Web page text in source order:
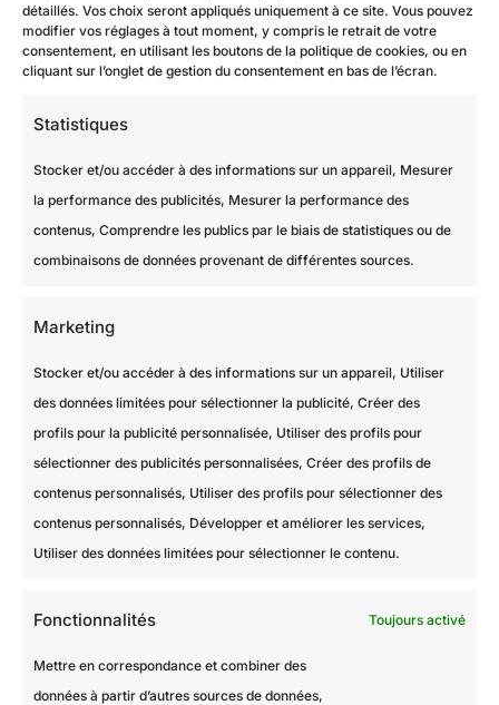
détaillés. Vos choix seront appliqués uniquement à ce site. Vous pouvez
modifier vos réglages à tout moment, y compris le retrait de votre
consentement, en utilisant les boutons de la politique de cookies, ou en
cliquant sur l’onglet de gestion du consentement en bas de l’écran.
Statistiques
Stocker et/ou accéder à des informations sur un appareil, Mesurer
la performance des publicités, Mesurer la performance des
contenus, Comprendre les publics par le biais de statistiques ou de
combinaisons de données provenant de différentes sources.
Marketing
Stocker et/ou accéder à des informations sur un appareil, Utiliser
des données limitées pour sélectionner la publicité, Créer des
profils pour la publicité personnalisée, Utiliser des profils pour
sélectionner des publicités personnalisées, Créer des profils de
contenus personnalisés, Utiliser des profils pour sélectionner des
contenus personnalisés, Développer et améliorer les services,
Utiliser des données limitées pour sélectionner le contenu.
Fonctionnalités Toujours activé
Mettre en correspondance et combiner des
données à partir d’autres sources de données,